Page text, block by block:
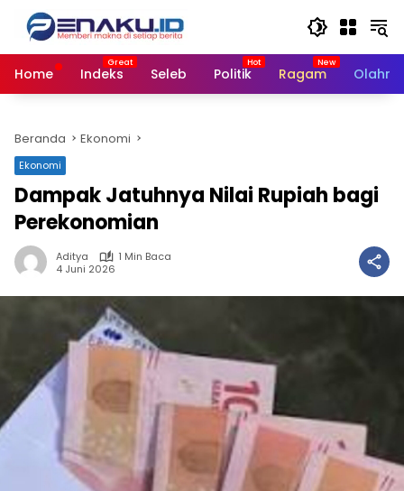
Langsung
konten
Home
Indeks Seleb Politik Ragam
Beranda Ekonomi
Ekonomi
Dampak Jatuhnya Nilai Rupiah bagi
Perekonomian
Aditya
1 Min Baca
4 Juni 2026